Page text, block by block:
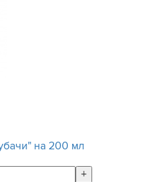
на 200 мл
+